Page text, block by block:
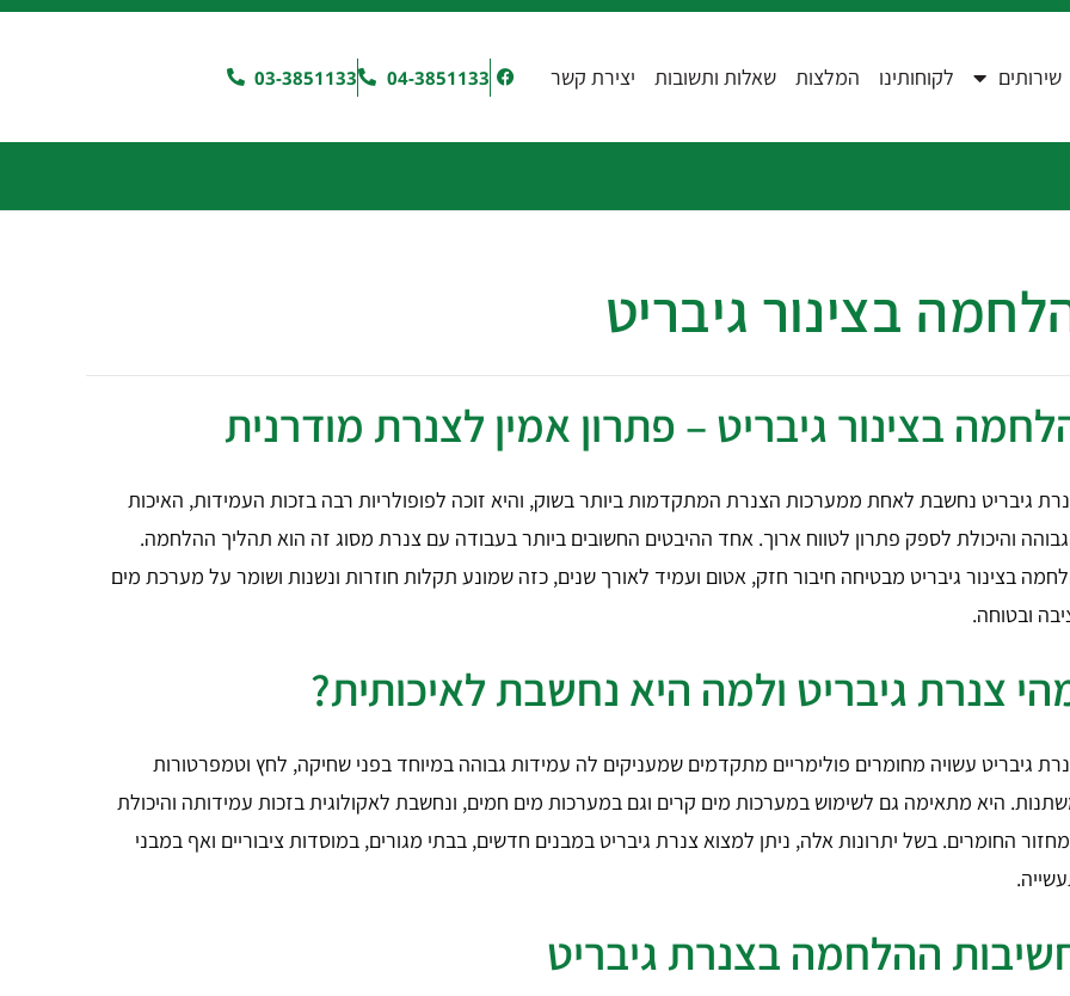
שירותים לקוחותינו המלצות שאלות ותשובות יצירת קשר 04-3851133
03-3851133
בצינור גיבריט
בצינור גיבריט – פתרון אמין לצנרת מודרנית
גיבריט נחשבת לאחת ממערכות הצנרת המתקדמות ביותר בשוק, והיא זוכה לפופולריות רבה בזכות העמידות, האיכות
והיכולת לספק פתרון לטווח ארוך. אחד ההיבטים החשובים ביותר בעבודה עם צנרת מסוג זה הוא תהליך ההלחמה.
בצינור גיבריט מבטיחה חיבור חזק, אטום ועמיד לאורך שנים, כזה שמונע תקלות חוזרות ונשנות ושומר על מערכת מים
ובטוחה.
צנרת גיבריט ולמה היא נחשבת לאיכותית?
גיבריט עשויה מחומרים פולימריים מתקדמים שמעניקים לה עמידות גבוהה במיוחד בפני שחיקה, לחץ וטמפרטורות
היא מתאימה גם לשימוש במערכות מים קרים וגם במערכות מים חמים, ונחשבת לאקולוגית בזכות עמידותה והיכולת
החומרים. בשל יתרונות אלה, ניתן למצוא צנרת גיבריט במבנים חדשים, בבתי מגורים, במוסדות ציבוריים ואף במבני
ההלחמה בצנרת גיבריט